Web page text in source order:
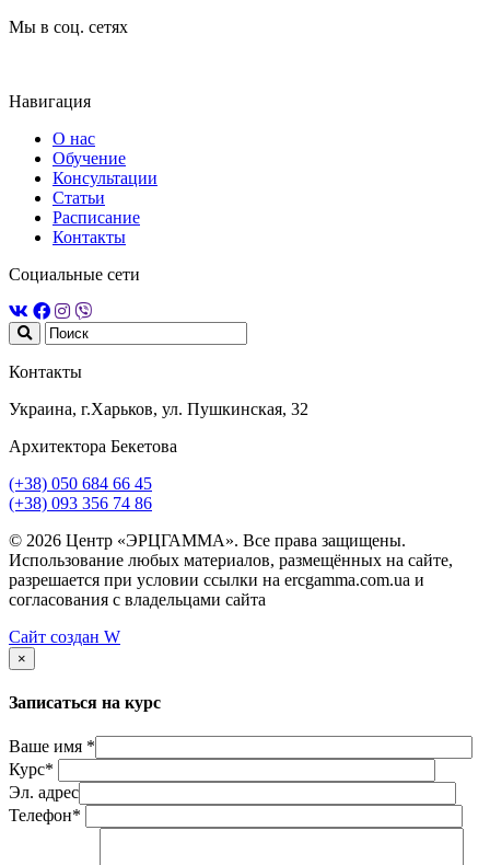
Мы в соц. сетях
Навигация
О нас
Обучение
Консультации
Статьи
Расписание
Контакты
Социальные сети
Контакты
Украина, г.Харьков, ул. Пушкинская, 32
Архитектора Бекетова
(+38) 050 684 66 45
(+38) 093 356 74 86
© 2026 Центр «ЭРЦГАММА». Все права защищены.
Использование любых материалов, размещённых на сайте,
разрешается при условии ссылки на ercgamma.com.ua и
согласования с владельцами сайта
Сайт создан W
×
Записаться на курс
Ваше имя *
Курс*
Эл. адрес
Телефон*